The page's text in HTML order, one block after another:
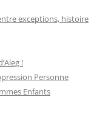
exceptions, histoire
!
Personne
Enfants